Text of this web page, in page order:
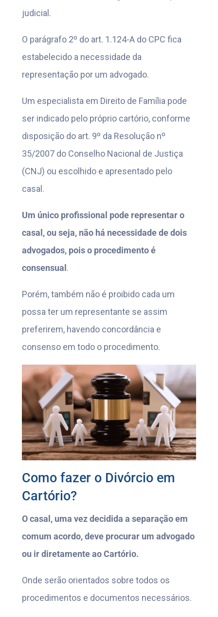
judicial.
O parágrafo 2º do art. 1.124-A do CPC fica
estabelecido a necessidade da
representação por um advogado.
Um especialista em Direito de Família pode
ser indicado pelo próprio cartório, conforme
disposição do art. 9º da Resolução nº
35/2007 do Conselho Nacional de Justiça
(CNJ) ou escolhido e apresentado pelo
casal.
Um único profissional pode representar o
casal, ou seja, não há necessidade de dois
advogados, pois o procedimento é
consensual .
Porém, também não é proibido cada um
possa ter um representante se assim
preferirem, havendo concordância e
consenso em todo o procedimento.
Como fazer o Divórcio em
Cartório?
O casal, uma vez decidida a separação em
comum acordo, deve procurar um advogado
ou ir diretamente ao Cartório.
Onde serão orientados sobre todos os
procedimentos e documentos necessários.